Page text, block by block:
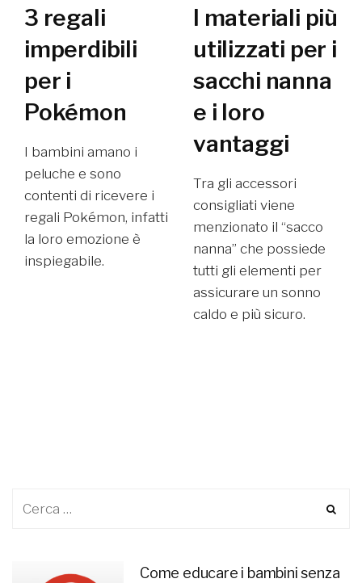
3 regali
imperdibili
per i
Pokémon
I bambini amano i
peluche e sono
contenti di ricevere i
regali Pokémon, infatti
la loro emozione è
inspiegabile.
I materiali più
utilizzati per i
sacchi nanna
e i loro
vantaggi
Tra gli accessori
consigliati viene
menzionato il “sacco
nanna” che possiede
tutti gli elementi per
assicurare un sonno
caldo e più sicuro.
Come educare i bambini senza